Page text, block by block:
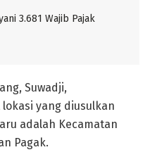
3.681 Wajib Pajak
Suwadji,
yang diusulkan
adalah Kecamatan
Pagak.